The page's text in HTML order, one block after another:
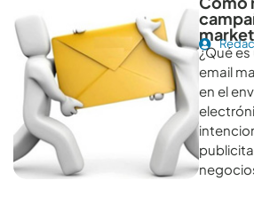
¿Qué
email
en el